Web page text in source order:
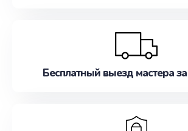
Бесплатный выезд мастера